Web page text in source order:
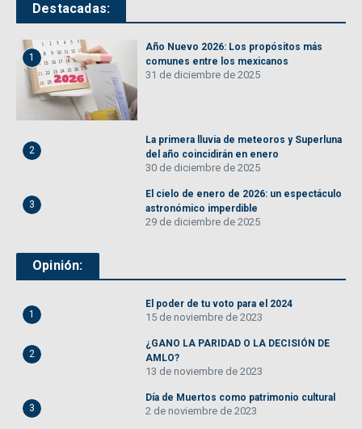
Destacadas:
1
Año Nuevo 2026: Los propósitos más
comunes entre los mexicanos
31 de diciembre de 2025
2
La primera lluvia de meteoros y Superluna
del año coincidirán en enero
30 de diciembre de 2025
3
El cielo de enero de 2026: un espectáculo
astronómico imperdible
29 de diciembre de 2025
Opinión:
1
El poder de tu voto para el 2024
15 de noviembre de 2023
2
¿GANO LA PARIDAD O LA DECISIÓN DE
AMLO?
13 de noviembre de 2023
3
Día de Muertos como patrimonio cultural
2 de noviembre de 2023